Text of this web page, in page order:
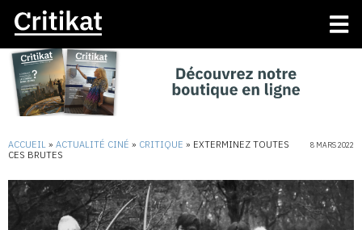
ACCUEIL » ACTUALITÉ CINÉ » CRITIQUE » EXTERMINEZ TOUTES
CES BRUTES
8 MARS 2022